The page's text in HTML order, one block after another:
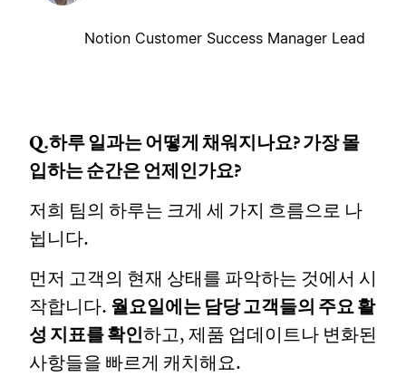
Notion Customer Success Manager Lead
Q.하루 일과는 어떻게 채워지나요? 가장 몰
입하는 순간은 언제인가요?
저희 팀의 하루는 크게 세 가지 흐름으로 나
뉩니다.
먼저 고객의 현재 상태를 파악하는 것에서 시
작합니다. 월요일에는 담당 고객들의 주요 활
성 지표를 확인하고, 제품 업데이트나 변화된
사항들을 빠르게 캐치해요.